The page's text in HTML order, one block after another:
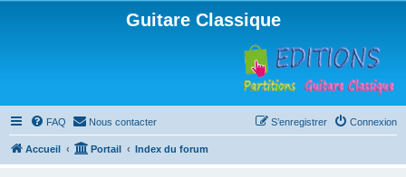
Guitare Classique
FAQ Nous contacter Connexion
S’enregistrer
Accueil Portail Index du forum